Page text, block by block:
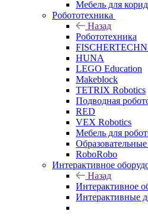
Мебель для
Робототехника
Назад
Робототехника
HUNA
LEGO Education
Makeblock
TETRIX Robotics
Подводная
RED
VEX Robotics
Мебель для
RoboRobo
Интерактивное
Назад
Интерактивное
Интерактивные